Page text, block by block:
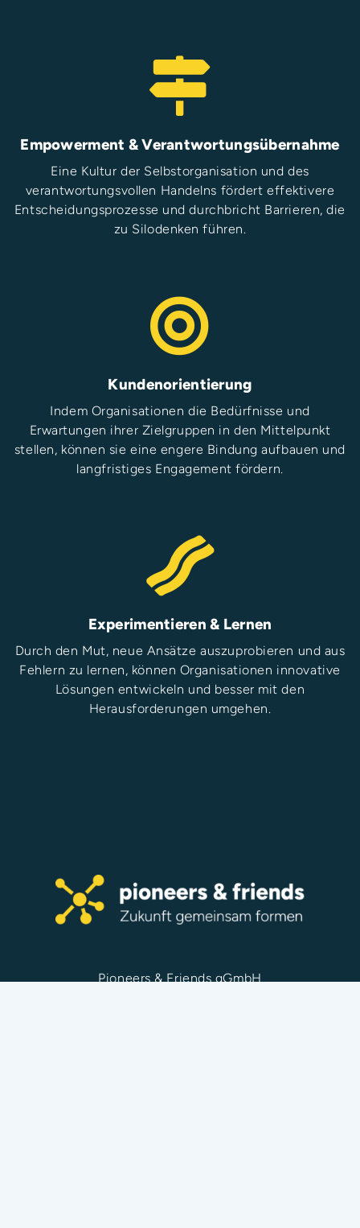
Empowerment & Verantwortungsübernahme
Eine Kultur der Selbstorganisation und des
verantwortungsvollen Handelns fördert effektivere
Entscheidungsprozesse und durchbricht Barrieren, die
zu Silodenken führen.
Kundenorientierung
Indem Organisationen die Bedürfnisse und
Erwartungen ihrer Zielgruppen in den Mittelpunkt
stellen, können sie eine engere Bindung aufbauen und
langfristiges Engagement fördern.
Experimentieren & Lernen
Durch den Mut, neue Ansätze auszuprobieren und aus
Fehlern zu lernen, können Organisationen innovative
Lösungen entwickeln und besser mit den
Herausforderungen umgehen.
Pioneers & Friends gGmbH